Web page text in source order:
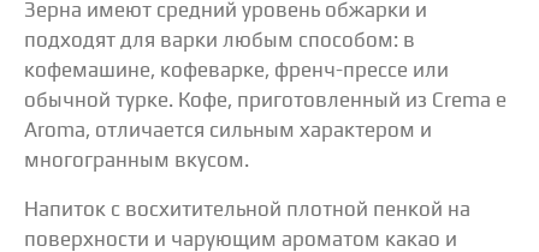
Зерна имеют средний уровень обжарки и
подходят для варки любым способом: в
кофемашине, кофеварке, френч-прессе или
обычной турке. Кофе, приготовленный из Crema e
Aroma, отличается сильным характером и
многогранным вкусом.
Напиток с восхитительной плотной пенкой на
поверхности и чарующим ароматом какао и